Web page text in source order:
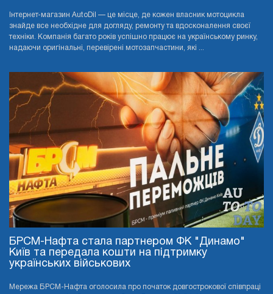
Інтернет-магазин AutoDil — це місце, де кожен власник мотоцикла
знайде все необхідне для догляду, ремонту та вдосконалення своєї
техніки. Компанія багато років успішно працює на українському ринку,
надаючи оригінальні, перевірені мотозапчастини, які ...
БРСМ-Нафта стала партнером ФК "Динамо"
Київ та передала кошти на підтримку
українських військових
Мережа БРСМ-Нафта оголосила про початок довгострокової співпраці